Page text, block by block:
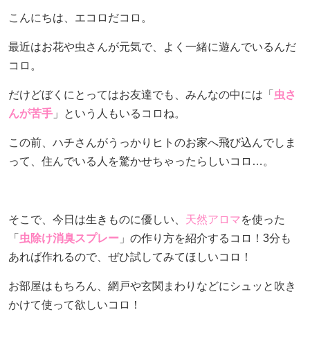
会社案内
採用情報
ヨコエネ公式ブログ
お問い合わせ
こんにちは、エコロだコロ。
最近はお花や虫さんが元気で、よく一緒に遊んでいるんだ
コロ。
だけどぼくにとってはお友達でも、みんなの中には「 虫さ
んが苦手」という人もいるコロね。
この前、ハチさんがうっかりヒトのお家へ飛び込んでしま
って、住んでいる人を驚かせちゃったらしいコロ…。
そこで、今日は生きものに優しい、 天然アロマを使った
「 虫除け消臭スプレー」の作り方を紹介するコロ！3分も
あれば作れるので、ぜひ試してみてほしいコロ！
お部屋はもちろん、網戸や玄関まわりなどにシュッと吹き
かけて使って欲しいコロ！